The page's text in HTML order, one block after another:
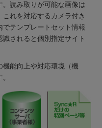
読み取りが可能な画像は
れを対応するカメラ付き
テンプレートセット情報
されると個別指定サイト
機能向上や対応環境（機